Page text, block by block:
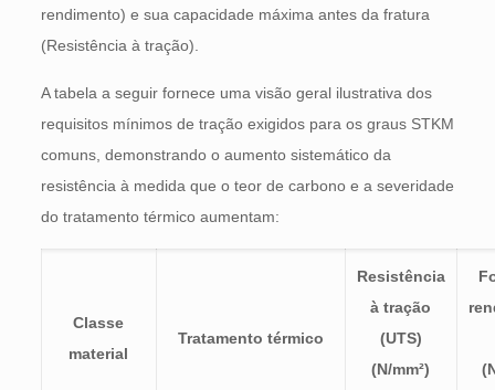
rendimento) e sua capacidade máxima antes da fratura
(Resistência à tração).
A tabela a seguir fornece uma visão geral ilustrativa dos
requisitos mínimos de tração exigidos para os graus STKM
comuns, demonstrando o aumento sistemático da
resistência à medida que o teor de carbono e a severidade
do tratamento térmico aumentam:
Classe
material
Tratamento térmico
Resistência
à tração
(UTS)
(N/mm²)